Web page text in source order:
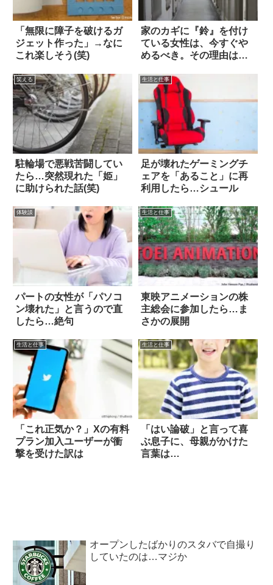
「無限に障子を破けるガ
ジェット作った」→なに
これ楽しそう(笑)
家のカギに『鈴』を付け
ている女性は、今すぐや
めるべき。その理由は…
笑える
駐輪場で悪戦苦闘してい
たら…突然現れた「姫」
に助けられた話(笑)
生活と仕事
足が壊れたゲーミングチ
ェアを「あること」に再
利用したら…シュール
体験談
パートの女性が「パソコ
ン壊れた」と言うので直
したら…絶句
生活と仕事
東映アニメーションの株
主総会に参加したら…ま
さかの展開
生活と仕事
「これ正気か？」Xの有料
プラン加入ユーザーが衝
撃を受けた訳は
生活と仕事
「はい論破」と言って喜
ぶ息子に、母親がかけた
言葉は…
オープンしたばかりのスタバで自撮り
していたのは…マジか